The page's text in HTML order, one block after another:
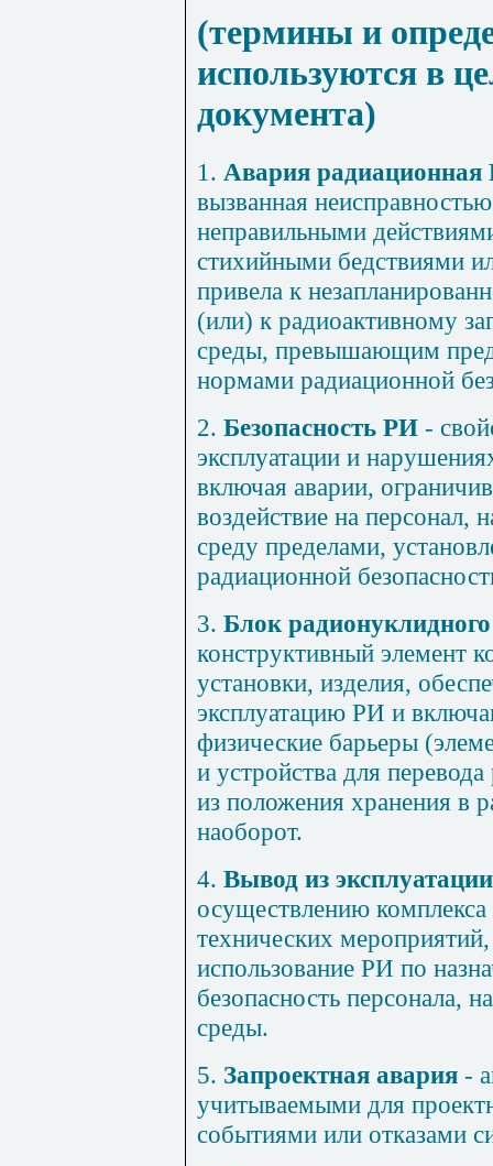
(термины и
используются в
документа)
1. Авария
вызванная
неправильными
стихийными бедствиями
привела к
(или) к радиоактивному
среды, превышающим
нормами радиационной
2. Безопасность РИ -
эксплуатации и
включая аварии,
воздействие на
среду пределами,
радиационной
3. Блок
конструктивный элемент
установки, изделия,
эксплуатацию РИ и
физические барьеры
и устройства для
из положения хранения в
наоборот.
4. Вывод из
осуществлению
технических
использование РИ по
безопасность персонала,
среды.
5. Запроектная авария -
учитываемыми для
событиями или отказами